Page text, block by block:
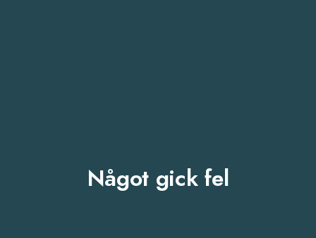
Något gick fel